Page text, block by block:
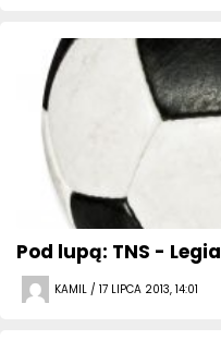
Pod lupą: TNS - Legia
KAMIL / 17 LIPCA 2013, 14:01